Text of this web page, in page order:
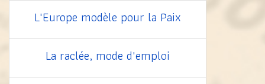
L'Europe modèle pour la Paix
La raclée, mode d'emploi